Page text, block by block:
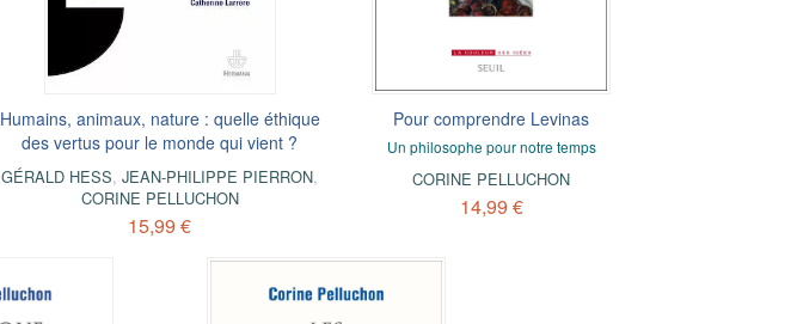
Humains, animaux, nature : quelle éthique
des vertus pour le monde qui vient ?
GÉRALD HESS,JEAN-PHILIPPE PIERRON,
CORINE PELLUCHON
15,99 €
Pour comprendre Levinas
Un philosophe pour notre temps
CORINE PELLUCHON
14,99 €